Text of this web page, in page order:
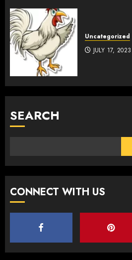
Uncategorized
JULY 17, 2023
SEARCH
CONNECT WITH US